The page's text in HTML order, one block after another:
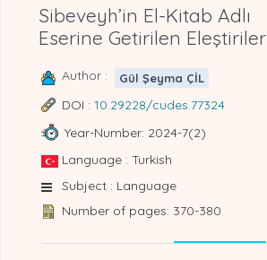
Sibeveyh’in El-Kitab Adlı
Eserine Getirilen Eleştiriler
Author : Gül Şeyma ÇİL
DOI : 10.29228/cudes.77324
Year-Number: 2024-7(2)
Language : Turkish
Subject : Language
Number of pages: 370-380